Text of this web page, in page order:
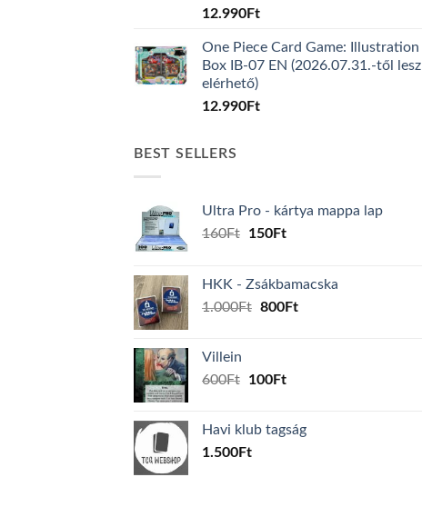
12.990Ft
One Piece Card Game: Illustration
Box IB-07 EN (2026.07.31.-től lesz
elérhető)
12.990Ft
BEST SELLERS
Ultra Pro - kártya mappa lap
160Ft
Original
160Ft.
150FtCurrent
150Ft.
HKK - Zsákbamacska
1.000Ft Original
800FtCurrent
Villein
600Ft
Original
600Ft.
100FtCurrent
100Ft.
Havi klub tagság
1.500Ft